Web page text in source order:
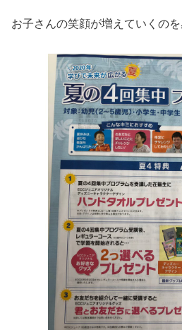
お子さんの笑顔が増えていくの